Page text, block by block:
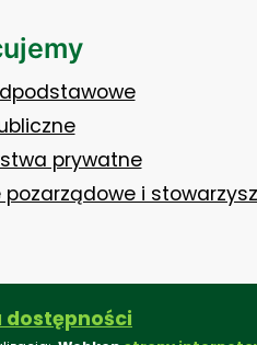
prywatne
i
dostępności